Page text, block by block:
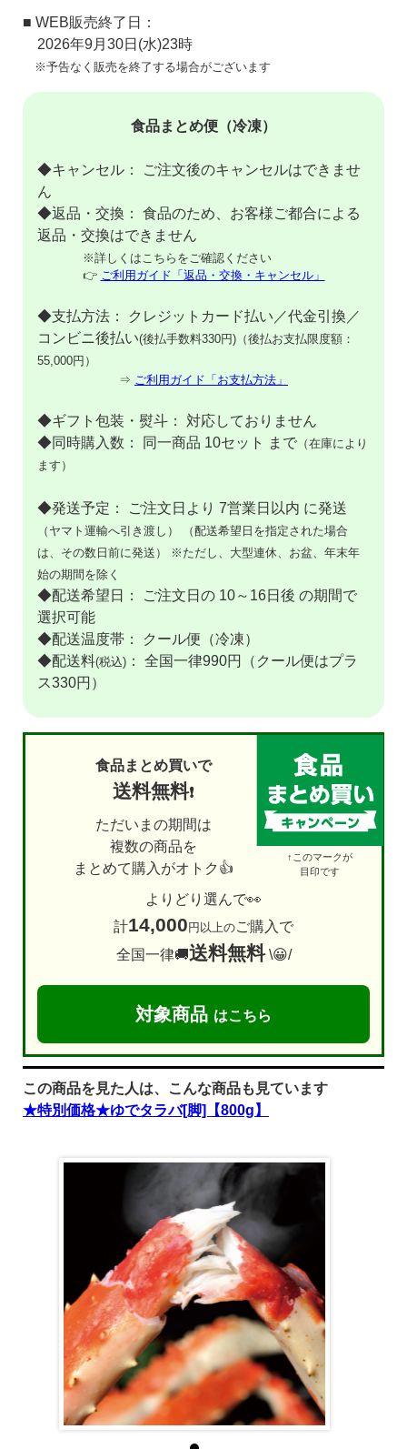
■ WEB販売終了日：
2026年9月30日(水)23時
※予告なく販売を終了する場合がございます
食品まとめ便（冷凍）
◆キャンセル： ご注文後のキャンセルはできませ
ん
◆返品・交換： 食品のため、お客様ご都合による
返品・交換はできません
※詳しくはこちらをご確認ください
👉 ご利用ガイド「返品・交換・キャンセル」
◆支払方法： クレジットカード払い／代金引換／
コンビニ後払い(後払手数料330円)（後払お支払限度額：
55,000円）
⇒ ご利用ガイド「お支払方法」
◆ギフト包装・熨斗： 対応しておりません
◆同時購入数： 同一商品 10セット まで （在庫により
ます）
◆発送予定： ご注文日より 7営業日以内 に発送
（ヤマト運輸へ引き渡し）
（配送希望日を指定された場合
は、その数日前に発送）
※ただし、大型連休、お盆、年末年
始の期間を除く
◆配送希望日： ご注文日の 10～16日後 の期間で
選択可能
◆配送温度帯： クール便（冷凍）
◆配送料(税込) ： 全国一律990円（クール便はプラ
ス330円）
↑このマークが
目印です
食品まとめ買いで
送料無料❗
ただいまの期間は
複数の商品を
まとめて購入がオトク👍
よりどり選んで👀
計14,000円以上のご購入で
全国一律🚚送料無料\😀/
対象商品 はこちら
この商品を見た人は、こんな商品も見ています
★特別価格★ゆでタラバ[脚]【800g】